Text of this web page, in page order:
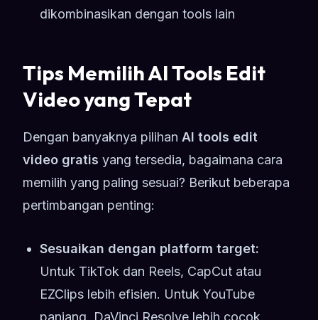
dikombinasikan dengan tools lain
Tips Memilih AI Tools Edit
Video yang Tepat
Dengan banyaknya pilihan AI tools edit
video gratis yang tersedia, bagaimana cara
memilih yang paling sesuai? Berikut beberapa
pertimbangan penting:
Sesuaikan dengan platform target:
Untuk TikTok dan Reels, CapCut atau
EZClips lebih efisien. Untuk YouTube
panjang, DaVinci Resolve lebih cocok.